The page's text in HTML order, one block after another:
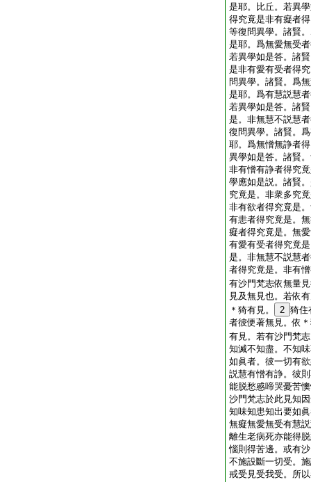
是耶。比丘。若異
得究竟是非有癡者
等復問異學。諸賢
是耶。爲無愛無受
若異學如是答。諸
是非有愛有受者得
問異學。諸賢。爲
是耶。爲有慧説慧
若異學如是答。諸
是。非無慧不説慧
復問異學。諸賢。
耶。爲無憎無諍者
異學如是答。諸賢
非有憎有諍者得究
學應如是説。諸賢
究竟是。非衆多究
非有欲者得究竟是
有恚者得究竟是。
癡者得究竟是。無
有愛有受者得究竟
是。非無慧不説慧
者得究竟是。非有
有沙門梵志依無量
見及無見也。若依
＊猗有見。
2 猗住
者彼便著無見。依
有見。若有沙門梵
知滅不知盡。不知
如眞者。彼一切有
説慧有憎有諍。彼
能脱愁慼啼哭憂苦
沙門梵志於此見知
知味知患知出要如
無癡無愛無受有慧
離生老病死亦能得
惱則得苦邊。或有
不施設斷一切受。
戒受見受我受。所